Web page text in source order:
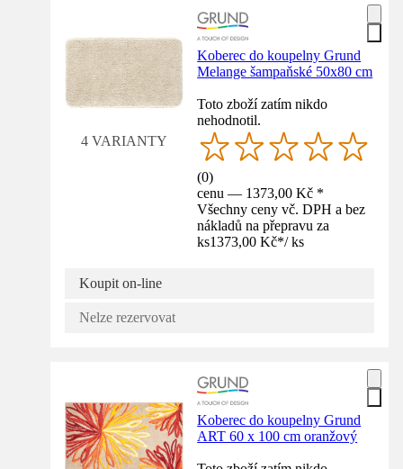
4 VARIANTY
Koberec do koupelny Grund
Melange šampaňské 50x80 cm
Toto zboží zatím nikdo
nehodnotil.
(0)
cenu — 1373,00 Kč *
Všechny ceny vč. DPH a bez
nákladů na přepravu za
ks1373,00 Kč*/ ks
Koupit on-line
Nelze rezervovat
Koberec do koupelny Grund
ART 60 x 100 cm oranžový